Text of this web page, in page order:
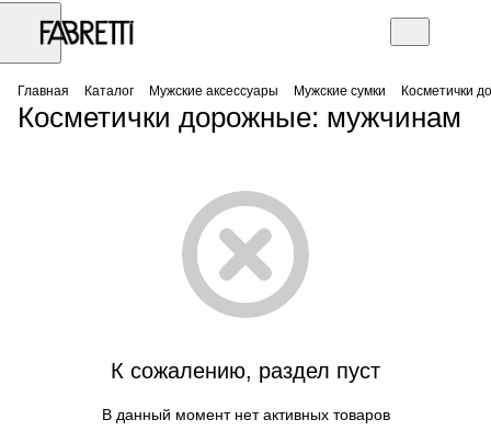
Главная Каталог Мужские аксессуары Мужские сумки Косметички
Косметички дорожные: мужчинам
К сожалению, раздел пуст
В данный момент нет активных товаров